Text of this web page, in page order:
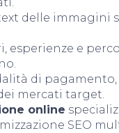
delle immagini
esperienze e
di pagamento,
mercati target.
online
SEO